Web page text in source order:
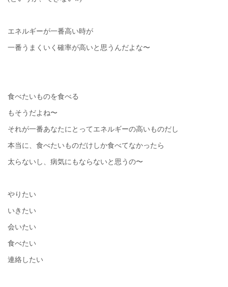
エネルギーが一番高い時が
一番うまくいく確率が高いと思うんだよな〜
食べたいものを食べる
もそうだよね〜
それが一番あなたにとってエネルギーの高いものだし
本当に、食べたいものだけしか食べてなかったら
太らないし、病気にもならないと思うの〜
やりたい
いきたい
会いたい
食べたい
連絡したい